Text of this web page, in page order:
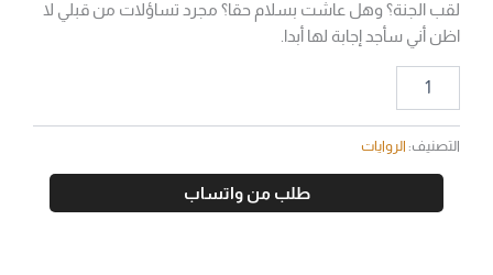
لقب الجنة؟ وهل عاشت بسلام حقا؟ مجرد تساؤلات من قبلي لا
اظن أني سأجد إجابة لها أبدا.
التصنيف: الروايات
طلب من واتساب